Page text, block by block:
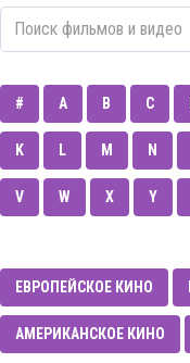
# A B C
K L M N
V W X Y
ЕВРОПЕЙСКОЕ КИНО
АМЕРИКАНСКОЕ КИНО